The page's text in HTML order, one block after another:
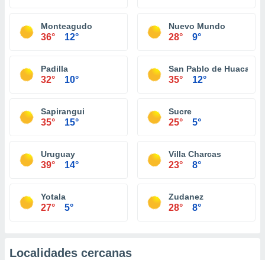
Monteagudo
36° 12°
Nuevo Mundo
28° 9°
Padilla
32° 10°
San Pablo de Huacareta
35° 12°
Sapirangui
35° 15°
Sucre
25° 5°
Uruguay
39° 14°
Villa Charcas
23° 8°
Yotala
27° 5°
Zudanez
28° 8°
Localidades cercanas